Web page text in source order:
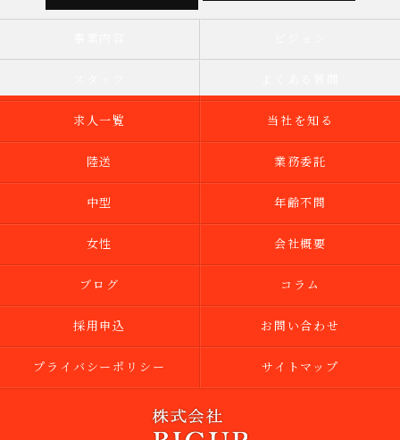
求人一覧 当社を知る
陸送 業務委託
中型 年齢不問
女性 会社概要
ブログ コラム
採用申込 お問い合わせ
プライバシーポリシー サイトマップ